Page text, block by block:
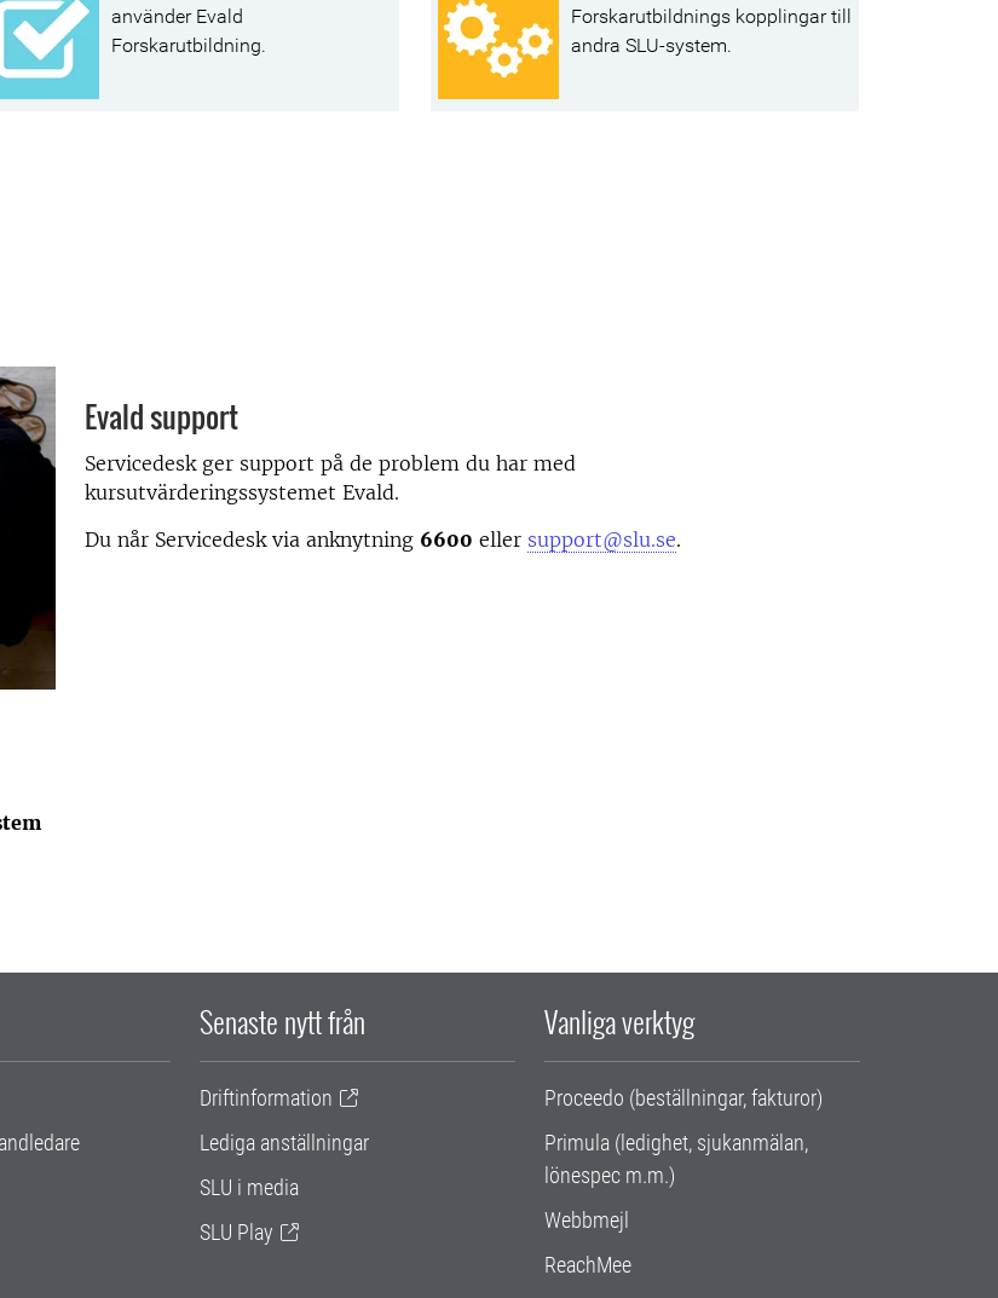
använder Evald
Forskarutbildning.
Forskarutbildnings kopplingar till
andra SLU-system.
Evald support
Servicedesk ger support på de problem du har med
kursutvärderingssystemet Evald.
Du når Servicedesk via anknytning 6600 eller support@slu.se.
Senaste nytt från
Driftinformation
Lediga anställningar
SLU i media
SLU Play
Vanliga verktyg
Proceedo (beställningar, fakturor)
Primula (ledighet, sjukanmälan,
lönespec m.m.)
Webbmejl
ReachMee